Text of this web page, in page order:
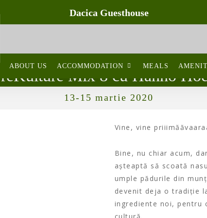
Dacica Guesthouse
ABOUT US ACCOMMODATION MEALS
Mix 8 cu Hanno
13-15 martie 2020
Vine, vine
Bine, nu chiar acum,
așteaptă să scoată
umple pădurile din
devenit deja o tradiție
ingrediente noi, pentru